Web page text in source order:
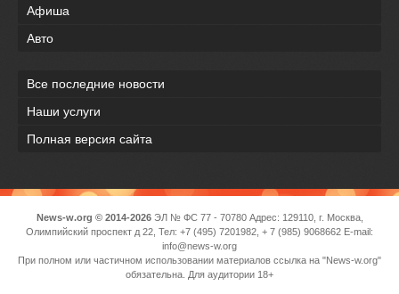
Афиша
Авто
Все последние новости
Наши услуги
Полная версия сайта
News-w.org © 2014-2026ЭЛ № ФС 77 - 70780 Адрес: 129110, г. Москва,
Олимпийский проспект д 22, Тел: +7 (495) 7201982, + 7 (985) 9068662 E-mail:
info@news-w.org
При полном или частичном использовании материалов ссылка на "News-w.org"
обязательна. Для аудитории 18+